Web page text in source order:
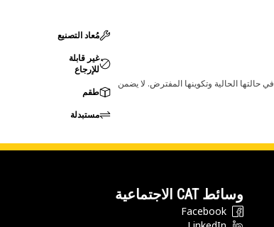
قد تؤدي أي تغييرات في ضبط الشركة المصنعة إلى عدم ملاءمة المنتج لمعدات Cat لديك. يرجى استشارة وكيل Cat لديك قبل الشراء للتأكد من أن هذه القطعة مناسبة لمعدات Cat في حالتها الحالية وتكوينها المفترض. لا يضمن
مُعاد التصنيع
غير قابلة
للإرجاع
طقم
مستبدلة
وسائط CAT الاجتماعية
Facebook